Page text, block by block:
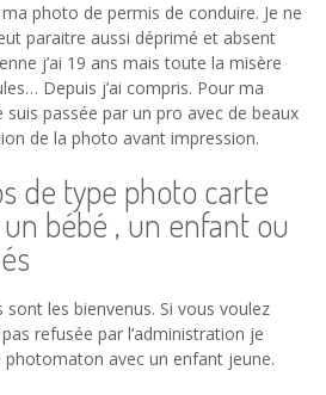
photo de permis de conduire. Je ne
paraitre aussi déprimé et absent
j’ai 19 ans mais toute la misère
Depuis j’ai compris. Pour ma
passée par un pro avec de beaux
de la photo avant impression.
de type photo carte
bébé , un enfant ou
les bienvenus. Si vous voulez
refusée par l’administration je
photomaton avec un enfant jeune.